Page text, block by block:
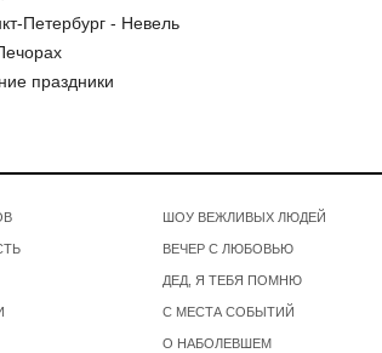
Петербург - Невель
праздники
ШОУ ВЕЖЛИВЫХ ЛЮДЕЙ
ВЕЧЕР С ЛЮБОВЬЮ
ДЕД, Я ТЕБЯ ПОМНЮ
С МЕСТА СОБЫТИЙ
О НАБОЛЕВШЕМ